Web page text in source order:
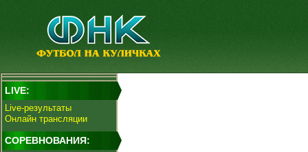
LIVE:
Live-результаты
Онлайн трансляции
СОРЕВНОВАНИЯ: